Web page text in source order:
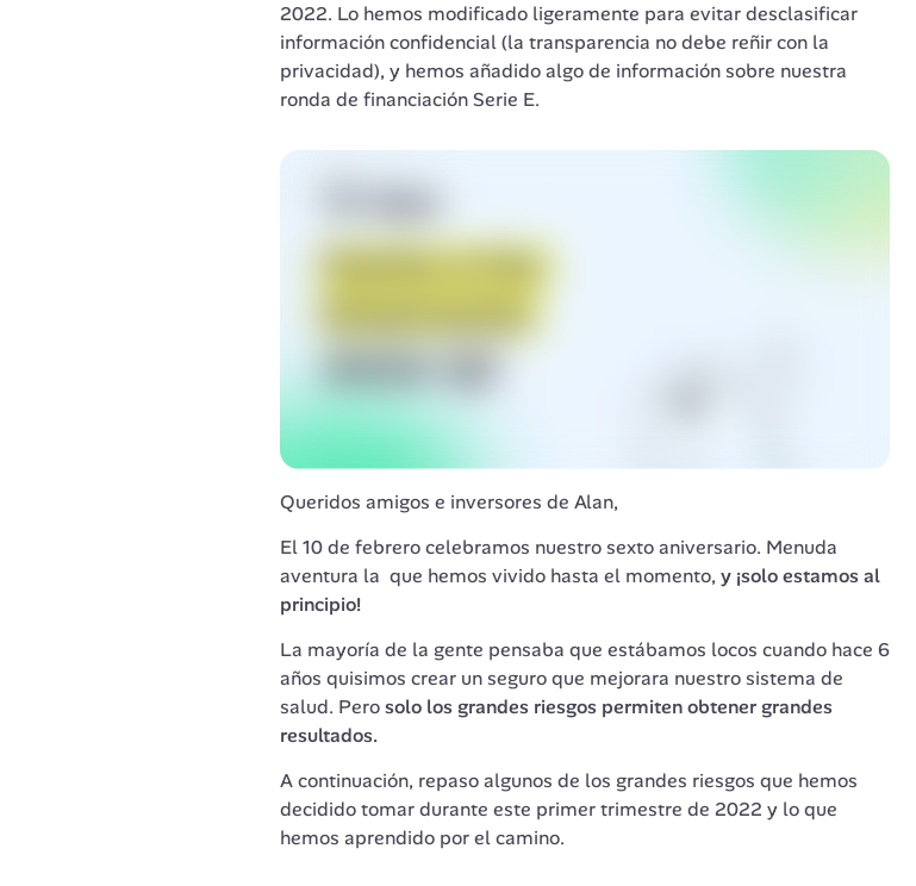
2022. Lo hemos modificado ligeramente para evitar desclasificar
información confidencial (la transparencia no debe reñir con la
privacidad), y hemos añadido algo de información sobre nuestra
ronda de financiación Serie E.
Queridos amigos e inversores de Alan,
El 10 de febrero celebramos nuestro sexto aniversario. Menuda
aventura la  que hemos vivido hasta el momento, y ¡solo estamos al
principio!
La mayoría de la gente pensaba que estábamos locos cuando hace 6
años quisimos crear un seguro que mejorara nuestro sistema de
salud. Pero solo los grandes riesgos permiten obtener grandes
resultados.
A continuación, repaso algunos de los grandes riesgos que hemos
decidido tomar durante este primer trimestre de 2022 y lo que
hemos aprendido por el camino.